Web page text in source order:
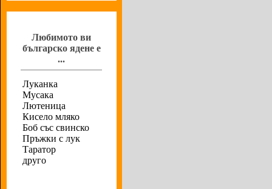
Любимото ви
българско ядене е
...
Луканка
Мусака
Лютеница
Кисело мляко
Боб със свинско
Пръжки с лук
Таратор
друго